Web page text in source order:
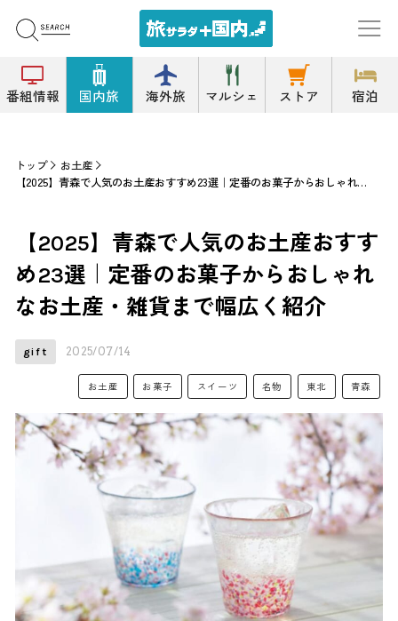
番組情報 国内旅 海外旅 マルシェ ストア 宿泊
トップ
お土産
【2025】青森で人気のお土産おすすめ23選｜定番のお菓子からおしゃれなお土産・雑貨まで幅広く紹介
【2025】青森で人気のお土産おすす
め23選｜定番のお菓子からおしゃれ
なお土産・雑貨まで幅広く紹介
gift 2025/07/14
お土産 お菓子 スイーツ 名物 東北 青森